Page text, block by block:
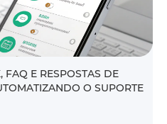
FAQ E RESPOSTAS DE
O SUPORTE